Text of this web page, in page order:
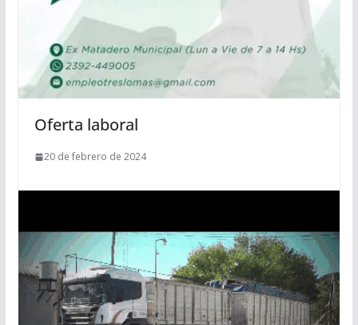
Oferta laboral
20 de febrero de 2024